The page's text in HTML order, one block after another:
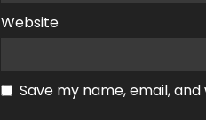
Website
Save my name, email,